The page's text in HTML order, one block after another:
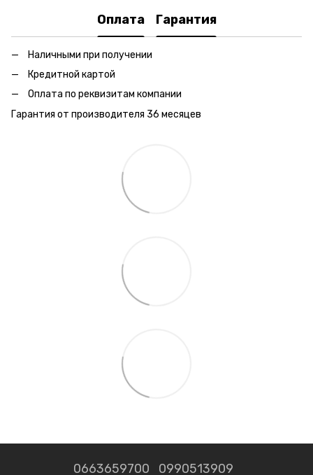
Оплата Гарантия
Наличными при получении
Кредитной картой
Оплата по реквизитам компании
Гарантия от производителя 36 месяцев
0663659700 0990513909